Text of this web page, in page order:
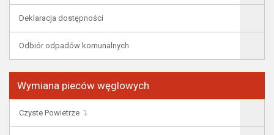
Deklaracja dostępności
Odbiór odpadów komunalnych
Wymiana pieców węglowych
Czyste Powietrze